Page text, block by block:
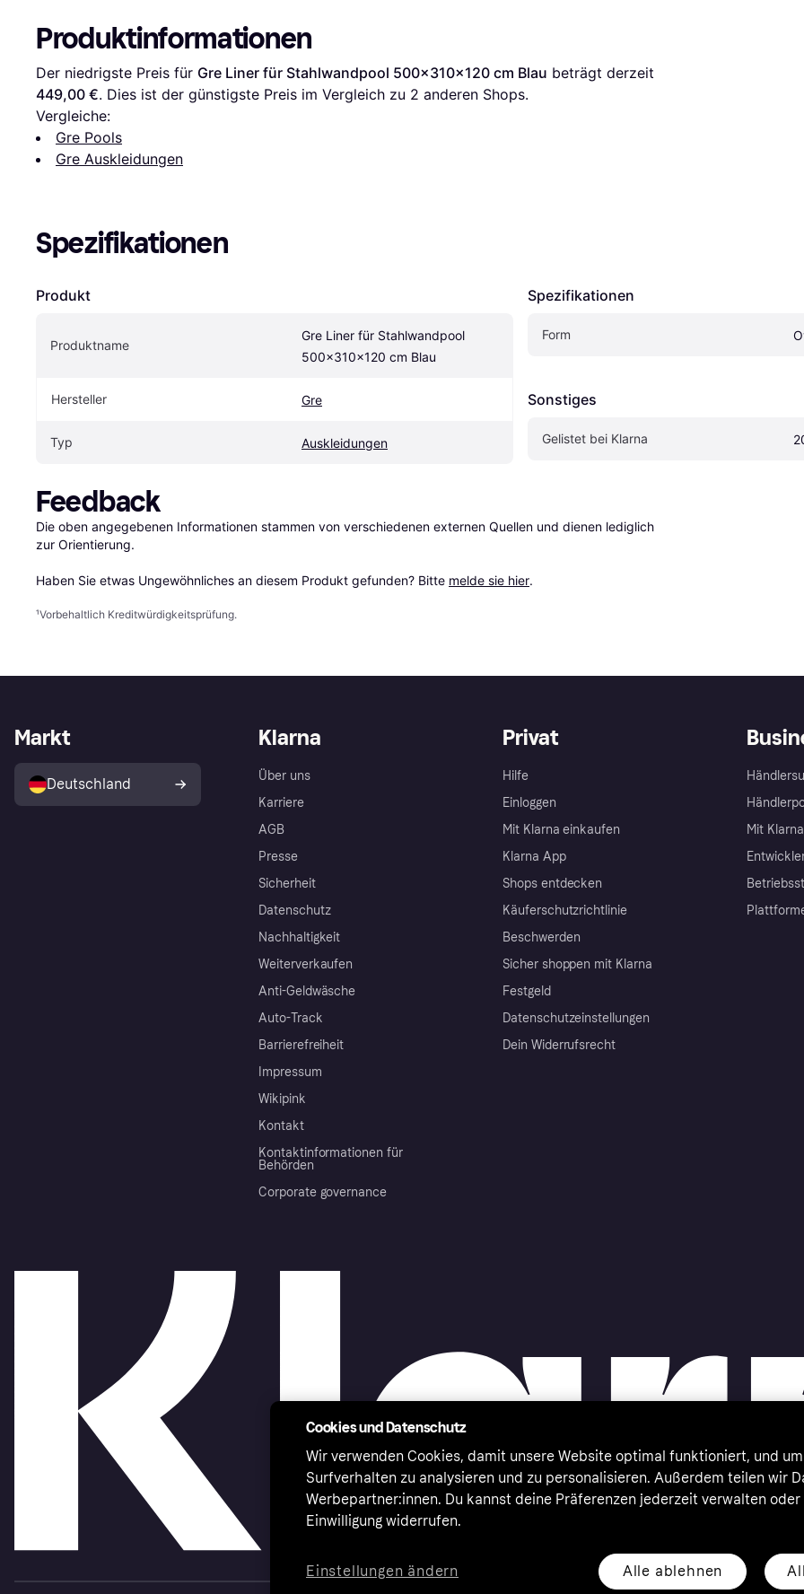
Produktinformationen
Der niedrigste Preis für Gre Liner für Stahlwandpool 500x310x120 cm Blau
449,00 €. Dies ist der günstigste Preis im Vergleich zu 2 anderen Shops.
Vergleiche:
Gre Pools
Gre Auskleidungen
Spezifikationen
Produkt
Produktname
Gre Liner für Stahlwandpool
500x310x120 cm Blau
Hersteller Gre
Typ Auskleidungen
Spezifikationen
Form
Sonstiges
Gelistet bei Klarna
Feedback
Die oben angegebenen Informationen stammen von verschiedenen externen Quellen und dienen lediglich
zur Orientierung.
Haben Sie etwas Ungewöhnliches an diesem Produkt gefunden? Bitte melde sie hier.
¹Vorbehaltlich Kreditwürdigkeitsprüfung.
Klarna
Über uns
Karriere
AGB
Presse
Sicherheit
Datenschutz
Nachhaltigkeit
Weiterverkaufen
Anti-Geldwäsche
Auto-Track
Barrierefreiheit
Impressum
Wikipink
Kontakt
Kontaktinformationen für
Behörden
Corporate governance
Privat
Hilfe
Einloggen
Mit Klarna einkaufen
Klarna App
Shops entdecken
Käuferschutzrichtlinie
Beschwerden
Sicher shoppen mit Klarna
Festgeld
Datenschutzeinstellungen
Dein Widerrufsrecht
Mit
Markt
Deutschland
Cookies und Datenschutz
Wir verwenden Cookies, damit unsere Website optimal funktioniert, und
Surfverhalten zu analysieren und zu personalisieren. Außerdem teilen wir
Werbepartner:innen. Du kannst deine Präferenzen jederzeit verwalten oder
Einwilligung widerrufen.
Alle ablehnen
Einstellungen ändern